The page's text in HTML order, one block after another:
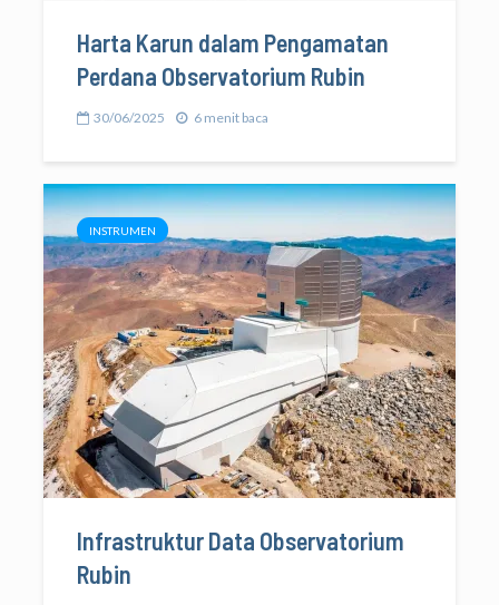
Harta Karun dalam Pengamatan
Perdana Observatorium Rubin
30/06/2025 6 menit baca
INSTRUMEN
Infrastruktur Data Observatorium
Rubin